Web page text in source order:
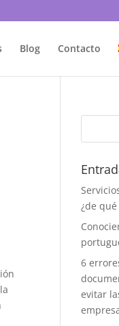
Blog Contacto
¿de
6
evitar